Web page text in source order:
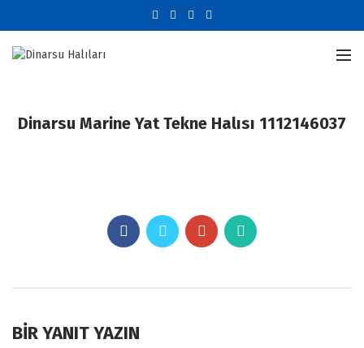
Dinarsu Marine Yat Tekne Halısı 1112146037
BIR YANIT YAZIN